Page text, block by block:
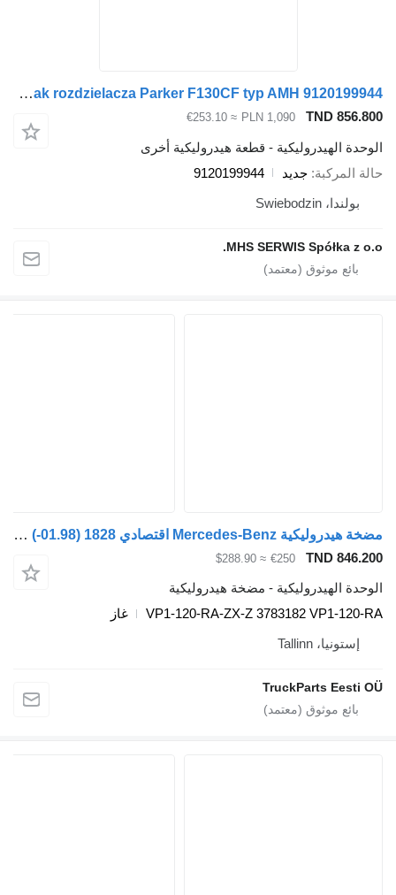
Suwak rozdzielacza Parker F130CF typ AMH 9120199944 لـ منصة رافعة هيدروليكية
PLN 1,090
≈ €253.10
- قطعة هيدروليكية أخرى
جديد
9120199944
MHS SERWIS
مضخة هيدروليكية Mercedes-Benz اقتصادي 1828 (01.98-) VP1-120-RA-ZX-Z لـ السيارات القاطرة Mercedes-Benz Econic (1998-2014)
€250
≈ $288.90
- مضخة هيدروليكية
VP1-120-RA-ZX-Z 3783182
غاز